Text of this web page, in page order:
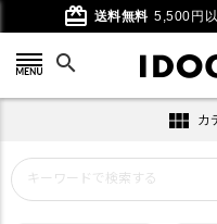
card_giftcard 送料無料 5,500円
search
view_module カ